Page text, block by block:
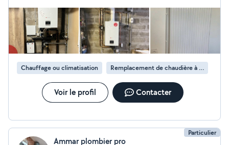
Chauffage ou climatisation Remplacement de chaudière à gaz
Voir le profil Contacter
Particulier
Ammar plombier pro